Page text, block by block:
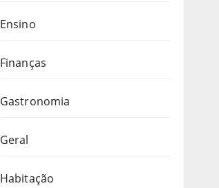
Ensino
Finanças
Gastronomia
Geral
Habitação